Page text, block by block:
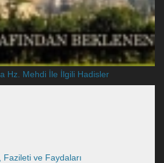
Hz. Mehdi İle İlgili Hadisler